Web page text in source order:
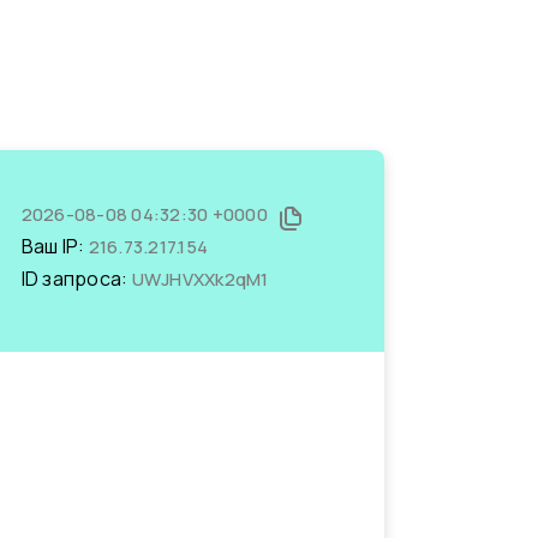
2026-08-08 04:32:30 +0000
Ваш IP: 216.73.217.154
ID запроса: UWJHVXXk2qM1